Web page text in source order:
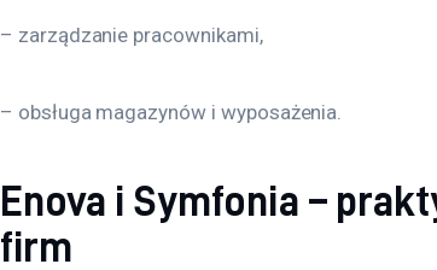
– zarządzanie pracownikami,
– obsługa magazynów i wyposażenia.
Enova i Symfonia –
firm